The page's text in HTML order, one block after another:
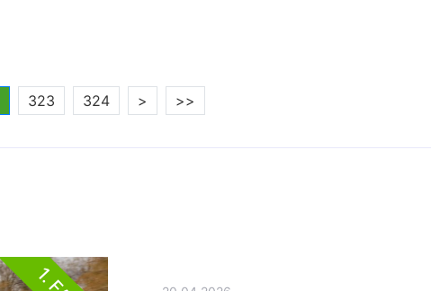
323 324 > >>